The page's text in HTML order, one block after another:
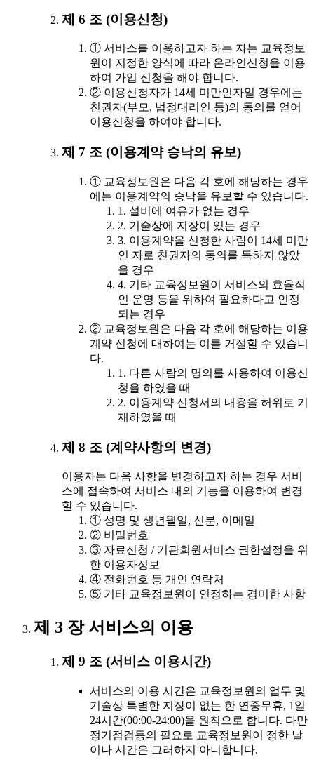
제 6 조 (이용신청)
① 서비스를 이용하고자 하는 자는 교육정보
원이 지정한 양식에 따라 온라인신청을 이용
하여 가입 신청을 해야 합니다.
② 이용신청자가 14세 미만인자일 경우에는
친권자(부모, 법정대리인 등)의 동의를 얻어
이용신청을 하여야 합니다.
제 7 조 (이용계약 승낙의 유보)
① 교육정보원은 다음 각 호에 해당하는 경우
에는 이용계약의 승낙을 유보할 수 있습니다.
1. 설비에 여유가 없는 경우
2. 기술상에 지장이 있는 경우
3. 이용계약을 신청한 사람이 14세 미만
인 자로 친권자의 동의를 득하지 않았
을 경우
4. 기타 교육정보원이 서비스의 효율적
인 운영 등을 위하여 필요하다고 인정
되는 경우
② 교육정보원은 다음 각 호에 해당하는 이용
계약 신청에 대하여는 이를 거절할 수 있습니
다.
1. 다른 사람의 명의를 사용하여 이용신
청을 하였을 때
2. 이용계약 신청서의 내용을 허위로 기
재하였을 때
제 8 조 (계약사항의 변경)
이용자는 다음 사항을 변경하고자 하는 경우 서비
스에 접속하여 서비스 내의 기능을 이용하여 변경
할 수 있습니다.
① 성명 및 생년월일, 신분, 이메일
② 비밀번호
③ 자료신청 / 기관회원서비스 권한설정을 위
한 이용자정보
④ 전화번호 등 개인 연락처
⑤ 기타 교육정보원이 인정하는 경미한 사항
제 3 장 서비스의 이용
제 9 조 (서비스 이용시간)
서비스의 이용 시간은 교육정보원의 업무 및
기술상 특별한 지장이 없는 한 연중무휴, 1일
24시간(00:00-24:00)을 원칙으로 합니다. 다만
정기점검등의 필요로 교육정보원이 정한 날
이나 시간은 그러하지 아니합니다.